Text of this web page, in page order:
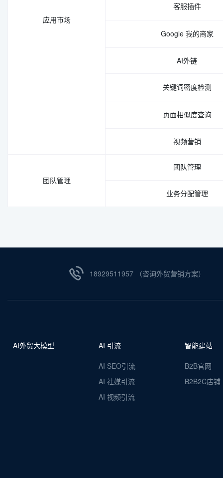
应用市场
客服插件
Google 我的商家
AI外链
关键词密度检测
页面相似度查询
视频营销
团队管理
团队管理
业务分配管理
18929511957 （咨询外贸营销方案）
AI外贸大模型 AI 引流
AI SEO引流
AI 社媒引流
AI 视频引流
智能建站
B2B官网
B2B2C店铺